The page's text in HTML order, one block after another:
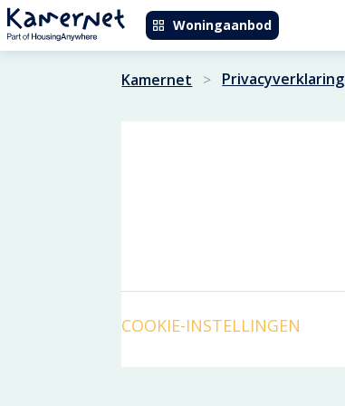
Woningaanbod
Kamernet > Privacyverklaring
COOKIE-INSTELLINGEN